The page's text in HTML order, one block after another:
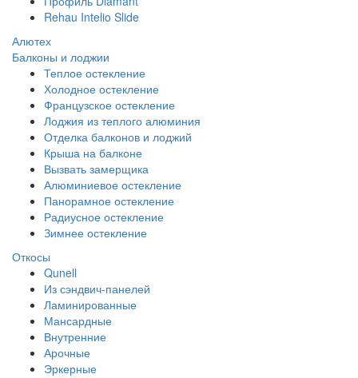
Rehau Intelio Slide
Алютех
Балконы и лоджии
Теплое остекление
Холодное остекление
Французское остекление
Лоджия из теплого алюминия
Отделка балконов и лоджий
Крыша на балконе
Вызвать замерщика
Алюминиевое остекление
Панорамное остекление
Радиусное остекление
Зимнее остекление
Откосы
Qunell
Из сэндвич-панелей
Ламинированные
Мансардные
Внутренние
Арочные
Эркерные